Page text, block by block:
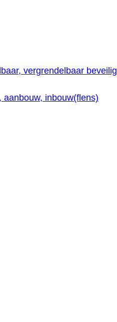
vergrendelbaar
inbouw(flens)